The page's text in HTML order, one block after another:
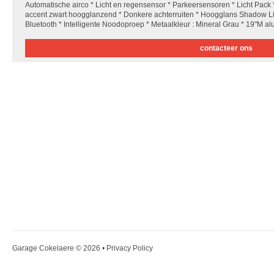
Automatische airco * Licht en regensensor * Parkeersensoren * Licht
accent zwart hoogglanzend * Donkere achterruiten * Hoogglans Shadow
Bluetooth * Intelligente Noodoproep * Metaalkleur : Mineral Grau * 19"M
contacteer ons
Garage Cokelaere © 2026 • Privacy Policy